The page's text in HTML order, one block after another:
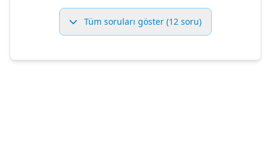
Tüm soruları göster (12 soru)